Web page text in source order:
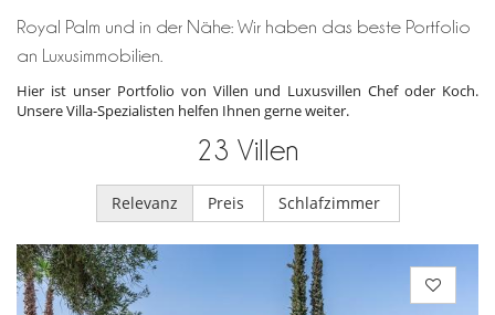
Royal Palm und in der Nähe: Wir haben das beste Portfolio
an Luxusimmobilien.
Hier ist unser Portfolio von Villen und Luxusvillen Chef oder Koch.
Unsere Villa-Spezialisten helfen Ihnen gerne weiter.
23 Villen
Relevanz Preis Schlafzimmer